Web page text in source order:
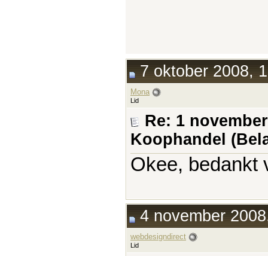
7 oktober 2008,
Mona
Lid
Re: 1
Koophandel
Okee, bedankt
4 november
webdesigndirect
Lid